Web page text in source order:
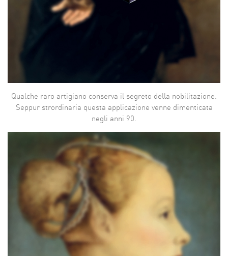
Qualche raro artigiano conserva il segreto della nobilitazione.
Seppur strordinaria questa applicazione venne dimenticata
negli anni 90.